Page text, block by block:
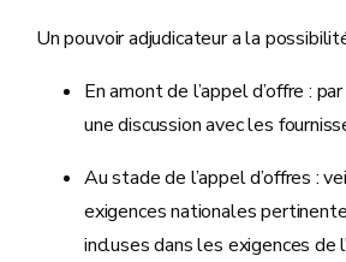
Un pouvoir adjudicateur a la
En amont de l’appel d’offre :
une discussion avec les
Au stade de l’appel d’offres :
exigences nationales
incluses dans les exigences de